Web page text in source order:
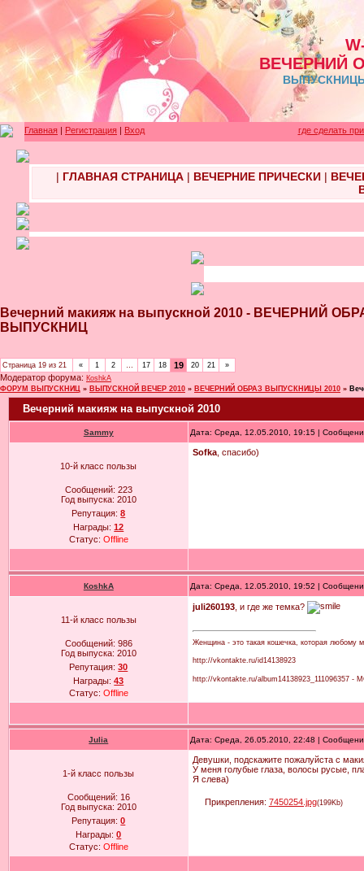
ВЕЧЕРНИЙ
Главная | Регистрация | Вход где сделать
| ГЛАВНАЯ СТРАНИЦА| ВЕЧЕРНИЕ ПРИЧЕСКИ|
Вечерний макияж на выпускной 2010 - ВЕЧЕРНИЙ
ВЫПУСКНИЦ
Страница 19 из 21 « 1 2 … 17 18 19 20 21 »
Модератор форума: КoshkA
ФОРУМ ВЫПУСКНИЦ » ВЫПУСКНОЙ ВЕЧЕР 2010 » ВЕЧЕРНИЙ ОБРАЗ ВЫПУСКНИЦЫ 2010 »
Вечерний макияж на выпускной 2010
Sammy Дата: Среда, 12.05.2010, 19:15 |
10-й класс пользы
Сообщений: 223
Год выпуска: 2010
Репутация:8
Награды:12
Статус: Offline
Sofka, спасибо)
КoshkA Дата: Среда, 12.05.2010, 19:52 |
11-й класс пользы
Сообщений: 986
Год выпуска: 2010
Репутация:30
Награды:43
Статус: Offline
juli260193, и где же темка?
Женщина - это такая кошечка, которая любому
http://vkontakte.ru/id14138923
http://vkontakte.ru/album14138923_111096357
Julia Дата: Среда, 26.05.2010, 22:48 |
1-й класс пользы
Сообщений: 16
Год выпуска: 2010
Репутация:0
Награды:0
Статус: Offline
Девушки, подскажите пожалуйста с
У меня голубые глаза, волосы русые,
Я слева)
Прикрепления: 7450254.jpg(199Kb)